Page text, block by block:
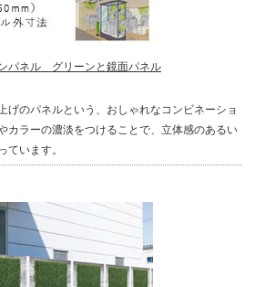
パネル グリーンと鏡面パネル
げのパネルという、おしゃれなコンビネーショ
カラーの濃淡をつけることで、立体感のあるい
ています。